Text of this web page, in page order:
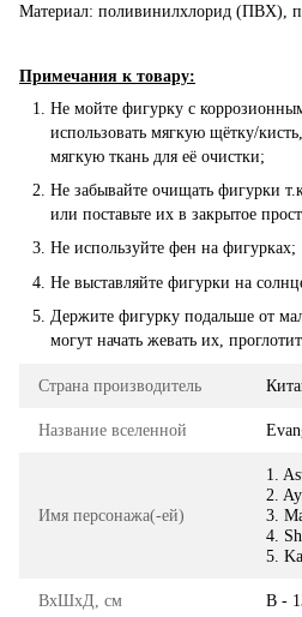
Материал: поливинилхлорид (ПВХ),
Примечания к товару:
Не мойте фигурку с
использовать мягкую щётку/
мягкую ткань для её очистки;
Не забывайте очищать фигурки
или поставьте их в закрытое
Не используйте фен на фигурках;
Не выставляйте фигурки на
Держите фигурку подальше от
могут начать жевать их,
Страна производитель
Название вселенной
Имя персонажа(-ей)
1.
2.
3.
4.
5.
ВхШхД, см В -